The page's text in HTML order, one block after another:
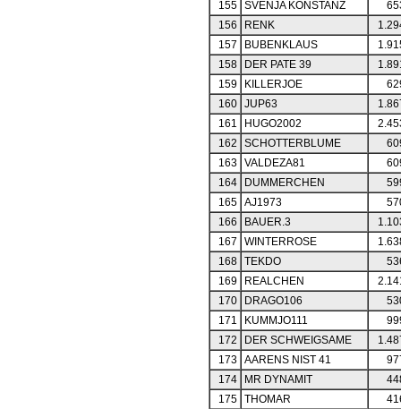
155
SVENJA KONSTANZ
156
RENK
157
BUBENKLAUS
158
DER PATE 39
159
KILLERJOE
160
JUP63
161
HUGO2002
162
SCHOTTERBLUME
163
VALDEZA81
164
DUMMERCHEN
165
AJ1973
166
BAUER.3
167
WINTERROSE
168
TEKDO
169
REALCHEN
170
DRAGO106
171
KUMMJO111
172
DER SCHWEIGSAME
173
AARENS NIST 41
174
MR DYNAMIT
175
THOMAR